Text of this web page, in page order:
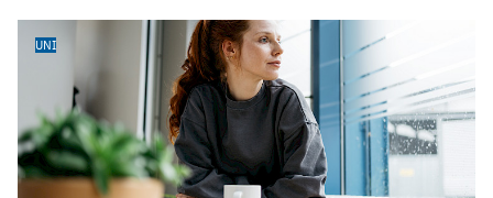
UNI